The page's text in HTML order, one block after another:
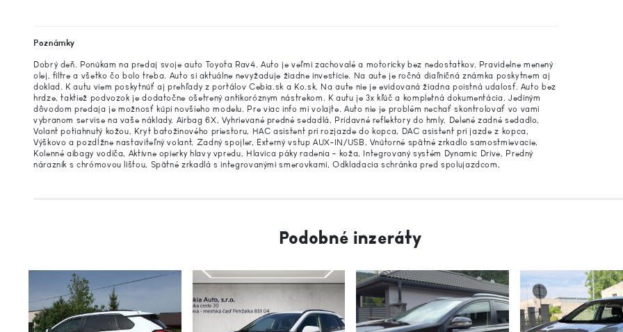
Poznámky
Dobrý deň. Ponúkam na predaj svoje auto Toyota Rav4. Auto je veľmi zachovalé a motoricky bez nedostatkov. Pravidelne menený
olej, filtre a všetko čo bolo treba. Auto si aktuálne nevyžaduje žiadne investície. Na aute je ročná diaľničná známka poskytnem aj
doklad. K autu viem poskytnúť aj prehľady z portálov Cebia.sk a Ko.sk. Na aute nie je evidovaná žiadna poistná udalosť. Auto bez
hrdze, taktiež podvozok je dodatočne ošetrený antikoróznym nástrekom. K autu je 3x kľúč a kompletná dokumentácia. Jediným
dôvodom predaja je možnosť kúpi novšieho modelu. Pre viac info mi volajte. Auto nie je problém nechať skontrolovať vo vami
vybranom servise na vaše náklady. Airbag 6X, Vyhrievané predné sedadlá, Prídavné reflektory do hmly, Delené zadné sedadlo,
Volant potiahnutý kožou, Kryt batožinového priestoru, HAC asistent pri rozjazde do kopca, DAC asistent pri jazde z kopca,
Výškovo a pozdĺžne nastaviteľný volant, Zadný spojler, Externý vstup AUX-IN/USB, Vnútorné spätné zrkadlo samostmievacie,
Kolenné aibagy vodiča, Aktívne opierky hlavy vpredu, Hlavica páky radenia - koža, Integrovaný systém Dynamic Drive, Predný
nárazník s chrómovou lištou, Spätné zrkadlá s integrovanými smerovkami, Odkladacia schránka pred spolujazdcom,
Podobné inzeráty